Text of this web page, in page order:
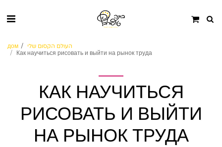
дом
העולם הקסום שלי
Как научиться рисовать и выйти на рынок труда
КАК НАУЧИТЬСЯ
РИСОВАТЬ И ВЫЙТИ
НА РЫНОК ТРУДА